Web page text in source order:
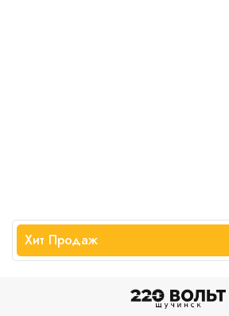
Хит Продаж